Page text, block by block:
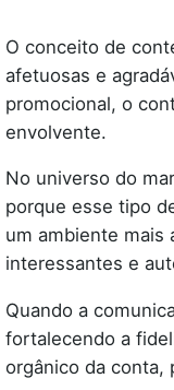
O conceito de
afetuosas e
promocional, o
envolvente.
No universo do
porque esse tipo
um ambiente mais
interessantes e
Quando a
fortalecendo a
orgânico da conta,